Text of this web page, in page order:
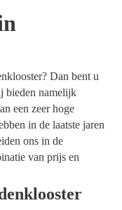
Dan bent u
bieden namelijk
een zeer hoge
in de laatste jaren
ons in de
van prijs en